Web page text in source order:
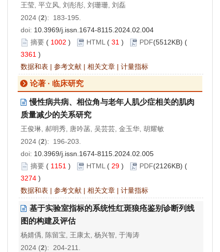
王莹, 平立风, 刘彤彤, 刘珊珊, 刘磊
2024 (2): 183-195.
doi: 10.3969/j.issn.1674-8115.2024.02.004
摘要 ( 1002 ) HTML ( 31 ) PDF(5512KB) (
3361 )
数据和表 | 参考文献 | 相关文章 | 计量指标
论著 · 临床研究
慢性病共病、相位角与老年人肌少症相关的肌肉
质量减少的关系研究
王俊琳, 郝明秀, 唐吟菡, 吴芸芸, 金玉华, 胡耀敏
2024 (2): 196-203.
doi: 10.3969/j.issn.1674-8115.2024.02.005
摘要 ( 1151 ) HTML ( 29 ) PDF(2126KB) (
3274 )
数据和表 | 参考文献 | 相关文章 | 计量指标
基于实验室指标的系统性红斑狼疮鉴别诊断列线
图的构建及评估
杨婧偊, 陈留宝, 王康太, 杨兴智, 于海涛
2024 (2): 204-211.